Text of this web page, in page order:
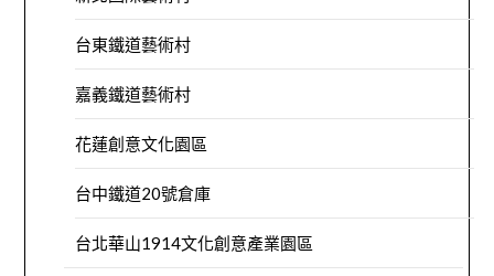
台東鐵道藝術村
嘉義鐵道藝術村
花蓮創意文化園區
台中鐵道20號倉庫
台北華山1914文化創意產業園區